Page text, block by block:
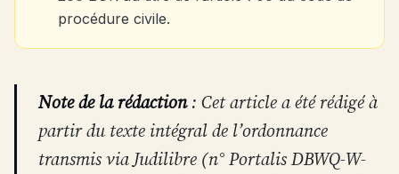
procédure civile.
Note de la rédaction: Cet article a été rédigé à
partir du texte intégral de l’ordonnance
transmis via Judilibre (n° Portalis DBWQ-W-